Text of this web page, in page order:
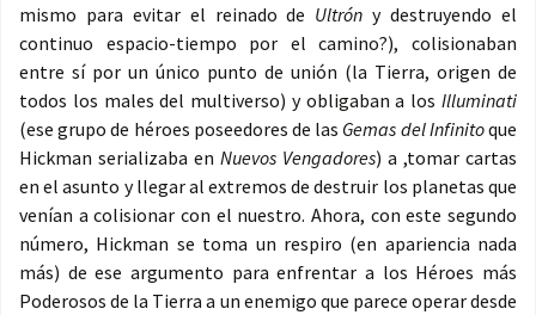
mismo para evitar el reinado de Ultrón y destruyendo el
continuo espacio-tiempo por el camino?), colisionaban
entre sí por un único punto de unión (la Tierra, origen de
todos los males del multiverso) y obligaban a los Illuminati
(ese grupo de héroes poseedores de las Gemas del Infinitoque
Hickman serializaba en Nuevos Vengadores) a ,tomar cartas
en el asunto y llegar al extremos de destruir los planetas que
venían a colisionar con el nuestro. Ahora, con este segundo
número, Hickman se toma un respiro (en apariencia nada
más) de ese argumento para enfrentar a los Héroes más
Poderosos de la Tierra a un enemigo que parece operar desde